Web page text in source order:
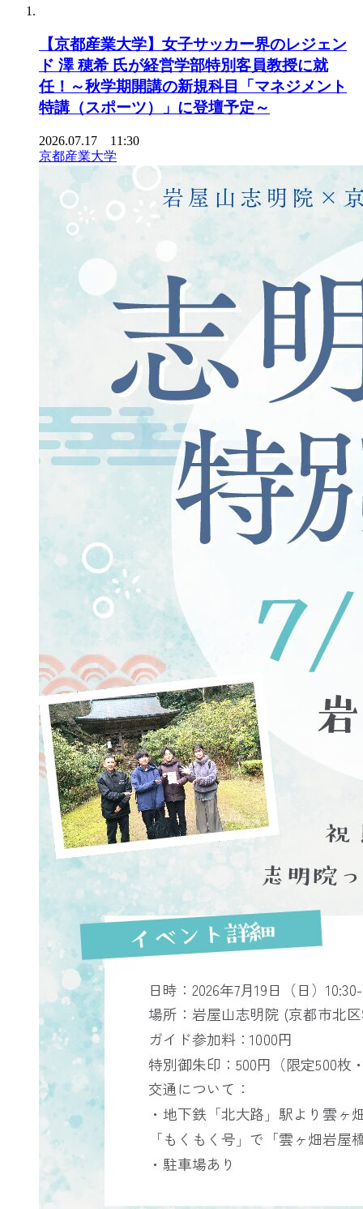
【京都産業大学】女子サッカー界のレジェン
ド 澤 穂希 氏が経営学部特別客員教授に就
任！～秋学期開講の新規科目「マネジメント
特講（スポーツ）」に登壇予定～
2026.07.17 11:30
京都産業大学